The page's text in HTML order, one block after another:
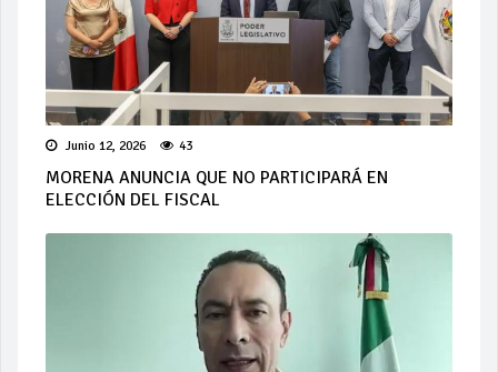
Junio 12, 2026 43
MORENA ANUNCIA QUE NO PARTICIPARÁ EN
ELECCIÓN DEL FISCAL